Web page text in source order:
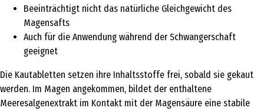
Beeinträchtigt nicht das natürliche Gleichgewicht des
Magensafts
Auch für die Anwendung während der Schwangerschaft
geeignet
Die Kautabletten setzen ihre Inhaltsstoffe frei, sobald sie gekaut
werden. Im Magen angekommen, bildet der enthaltene
Meeresalgenextrakt im Kontakt mit der Magensäure eine stabile